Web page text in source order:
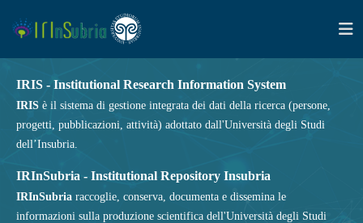
IRIS - Institutional Research Information System
IRIS è il sistema di gestione integrata dei dati della ricerca (persone,
progetti, pubblicazioni, attività) adottato dall'Università degli Studi
dell’Insubria.
IRInSubria - Institutional Repository Insubria
IRInSubria raccoglie, conserva, documenta e dissemina le
informazioni sulla produzione scientifica dell'Università degli Studi